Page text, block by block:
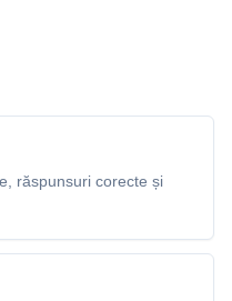
răspunsuri corecte și